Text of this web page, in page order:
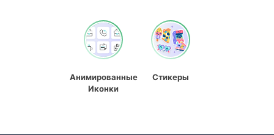
Анимированные
Иконки
Стикеры